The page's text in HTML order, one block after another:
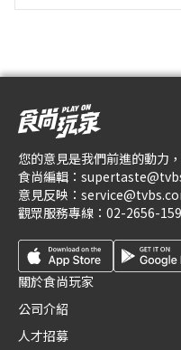
您的意見是我們前進的動力
食尚編輯：
意見反映：
觀眾服務專線： 02-2656-
關於食尚玩家
公司介紹
人才招募